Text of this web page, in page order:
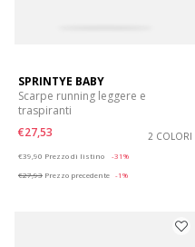
SPRINTYE BABY
Scarpe running leggere e
traspiranti
€27,53
2 COLORI
€39,90 Prezzo di listino
-31%
€27,93 Prezzo precedente -1%